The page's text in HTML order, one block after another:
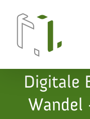
Digitale
Wandel